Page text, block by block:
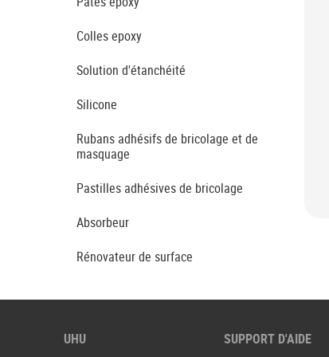
Colles epoxy
Solution d'étanchéité
Silicone
Rubans adhésifs de bricolage et de
masquage
Pastilles adhésives de bricolage
Absorbeur
Rénovateur de surface
UHU SUPPORT D'AIDE